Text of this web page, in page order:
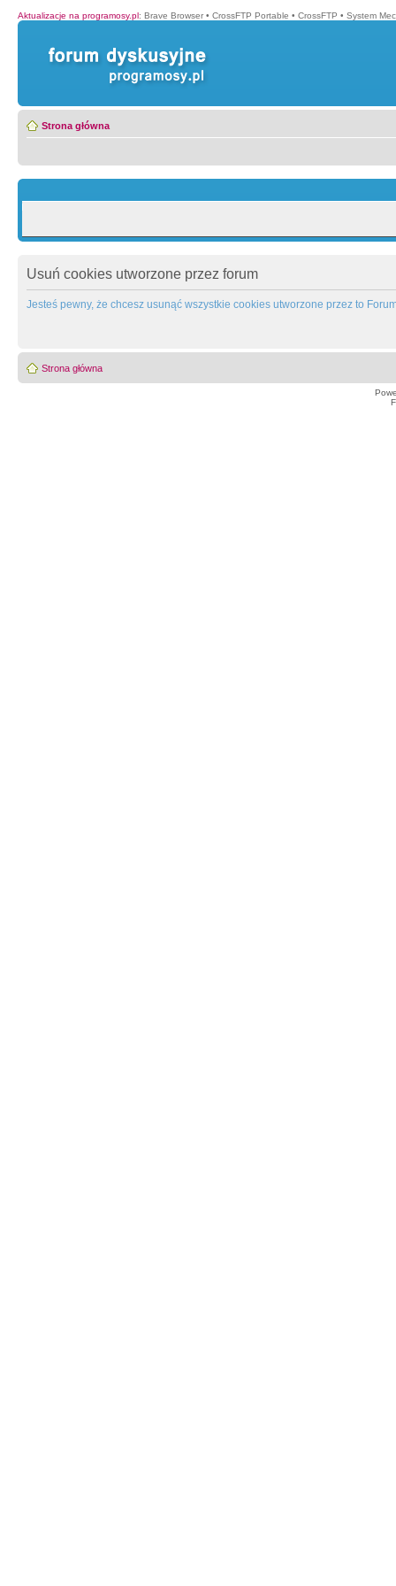
Aktualizacje na programosy.pl: Brave Browser • CrossFTP Portable • CrossFTP • System
Strona główna
Usuń cookies utworzone przez forum
Jesteś pewny, że chcesz usunąć wszystkie cookies utworzone przez to
Strona główna